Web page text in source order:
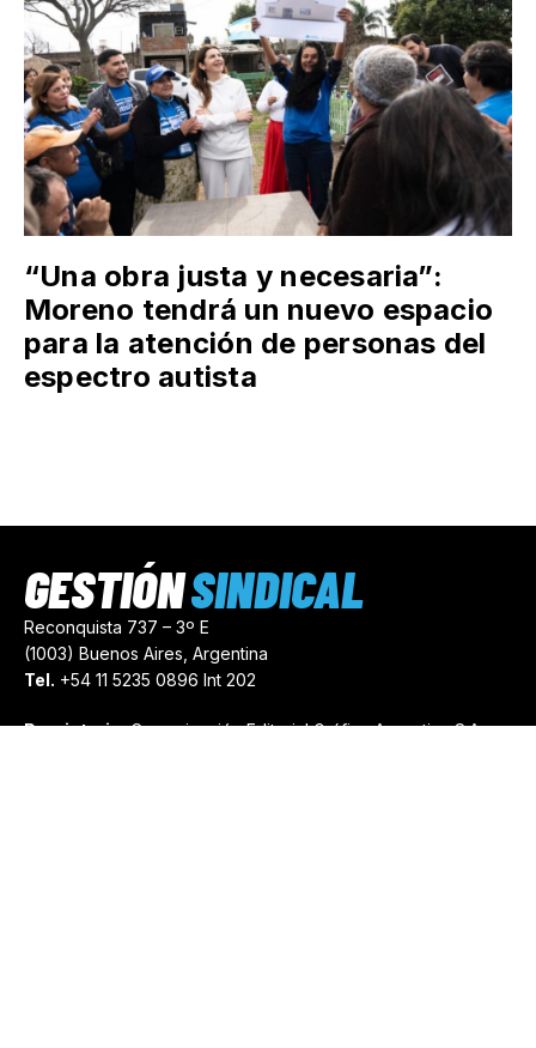
“Una obra justa y necesaria”:
Moreno tendrá un nuevo espacio
para la atención de personas del
espectro autista
Reconquista 737 – 3º E
(1003) Buenos Aires, Argentina
Tel. +54 11 5235 0896 Int 202
Propietario:Comunicación Editorial Gráfica Argentina S.A.
GESTIÓNSINDICAL